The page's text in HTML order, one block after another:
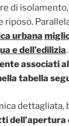
di
riposo.
urbana
e dell’edilizia.
associati al
tabella
dettagliata,
dell’apertura